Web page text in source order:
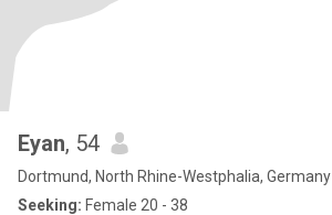
Eyan, 54
Dortmund, North Rhine-Westphalia, Germany
Seeking: Female 20 - 38